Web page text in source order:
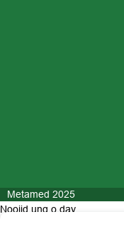
Metamed 2025
Nooijd ung o day